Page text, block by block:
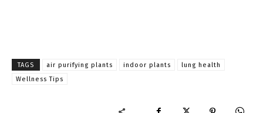
TAGS air purifying plants indoor plants
lung health
Wellness Tips